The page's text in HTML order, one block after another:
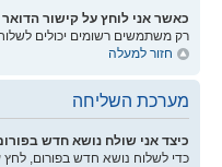
כאשר אני לוחץ על קישור
רק משתמשים רשומים יכולים
חזור למעלה
מערכת השליחה
כיצד אני שולח נושא חדש
כדי לשלוח נושא חדש בפורום,